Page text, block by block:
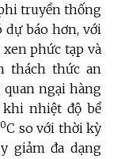
truyền thống
báo hơn, với
phức tạp và
thách thức an
ngại hàng
nhiệt độ bề
0C so với thời kỳ
giảm đa dạng